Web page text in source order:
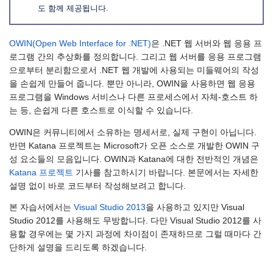
도 함께 제공됩니다.
OWIN(Open Web Interface for .NET)은 .NET 웹 서버와 웹 응용 프
로그램 간의 추상화를 정의합니다. 그리고 웹 서버를 응용 프로그램
으로부터 분리함으로서 .NET 웹 개발에 사용되는 미들웨어의 작성
을 손쉽게 만들어 줍니다. 뿐만 아니라, OWIN을 사용하면 웹 응용
프로그램을 Windows 서비스나 다른 프로세스에서 자체-호스트 하
는 등, 손쉽게 다른 호스트로 이식할 수 있습니다.
OWIN은 커뮤니티에서 소유하는 명세서로, 실제 구현이 아닙니다.
반면 Katana 프로젝트는 Microsoft가 오픈 소스로 개발한 OWIN 구
성 요소들의 모음입니다. OWIN과 Katana에 대한 전반적인 개념은
Katana 프로젝트 기사를 참고하시기 바랍니다. 본문에서는 자세한
설명 없이 바로 코드부터 작성해보려고 합니다.
본 자습서에서는 Visual Studio 2013을 사용하고 있지만 Visual
Studio 2012를 사용해도 무방합니다. 다만 Visual Studio 2012를 사
용할 경우에는 몇 가지 과정에 차이점이 존재하므로 그럴 때마다 간
단하게 설명을 드리도록 하겠습니다.